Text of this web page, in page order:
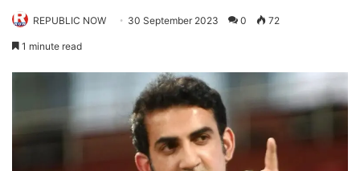
REPUBLIC NOW 30 September 2023 0 72
1 minute read